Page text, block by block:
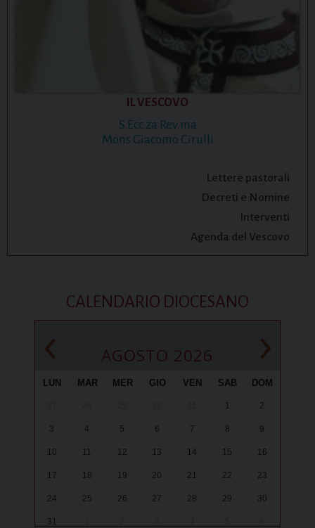
IL VESCOVO
S.Ecc.za Rev.ma
Mons Giacomo Cirulli
Lettere pastorali
Decreti e Nomine
Interventi
Agenda del Vescovo
CALENDARIO DIOCESANO
‹ AGOSTO 2026 ›
LUN MAR MER GIO VEN SAB DOM
1 2
3 4 5 6 7 8 9
10 11 12 13 14 15 16
17 18 19 20 21 22 23
24 25 26 27 28 29 30
31